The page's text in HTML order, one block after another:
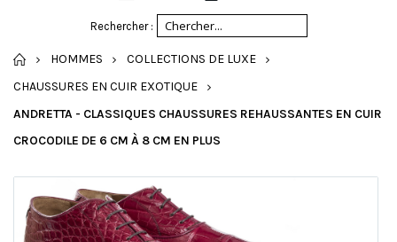
Rechercher :
ACCUEIL
HOMMES
COLLECTIONS DE LUXE
CHAUSSURES EN CUIR EXOTIQUE
ANDRETTA - CLASSIQUES CHAUSSURES REHAUSSANTES EN CUIR
CROCODILE DE 6 CM À 8 CM EN PLUS